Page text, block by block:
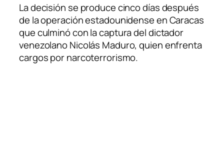
La decisión se produce cinco días después
de la operación estadounidense en Caracas
que culminó con la captura del dictador
venezolano Nicolás Maduro, quien enfrenta
cargos por narcoterrorismo.